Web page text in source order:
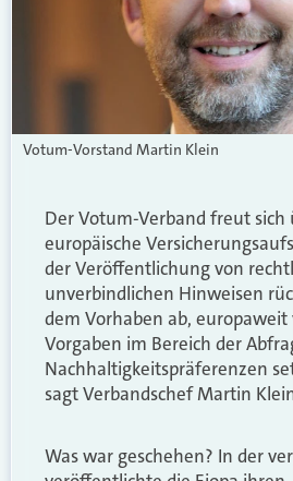
Votum-Vorstand Martin Klein
Der Votum-Verband freut sich
europäische
der Veröffentlichung von
unverbindlichen Hinweisen
dem Vorhaben ab, europaweit
Vorgaben im Bereich der
Nachhaltigkeitspräferenzen
sagt Verbandschef Martin
Was war geschehen? In der